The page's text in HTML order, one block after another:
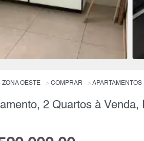
ZONA OESTE COMPRAR APARTAMENTOS
2 Quartos à Venda,